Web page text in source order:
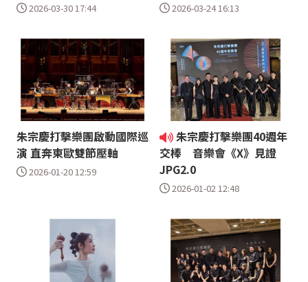
2026-03-30 17:44 2026-03-24 16:13
朱宗慶打擊樂團啟動國際巡
演 直奔東歐雙節壓軸
2026-01-20 12:59
朱宗慶打擊樂團40週年
交棒 音樂會《X》見證
JPG2.0
2026-01-02 12:48